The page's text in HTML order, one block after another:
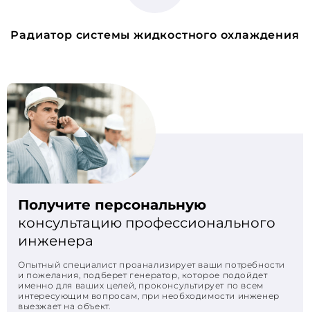
Радиатор системы жидкостного охлаждения
Получите персональную
консультацию профессионального
инженера
Опытный специалист проанализирует ваши потребности
и пожелания, подберет генератор, которое подойдет
именно для ваших целей, проконсультирует по всем
интересующим вопросам, при необходимости инженер
выезжает на объект.